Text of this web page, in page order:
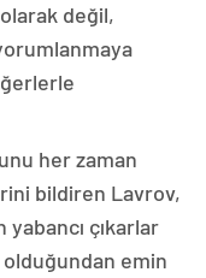
değil,
her zaman
bildiren Lavrov,
yabancı çıkarlar
emin